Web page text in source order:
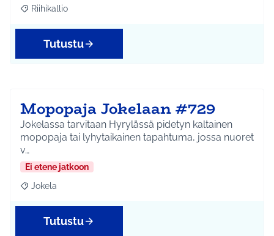
Rajaa tulokset aihepiirin mukaan: Riihikallio
Riihikallio
Tutustu
Mopopaja Jokelaan #729
Jokelassa tarvitaan Hyrylässä pidetyn kaltainen
mopopaja tai lyhytaikainen tapahtuma, jossa nuoret
v…
Ei etene jatkoon
Rajaa tulokset aihepiirin mukaan: Jokela
Jokela
Tutustu